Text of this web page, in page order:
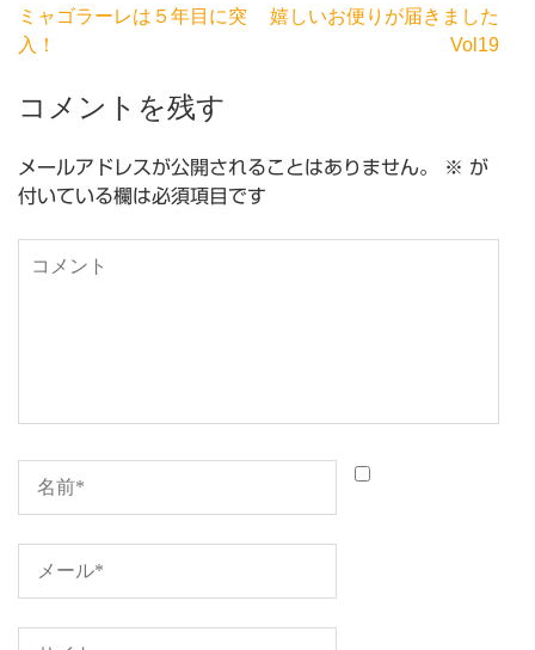
投
稿
ビ
ー
シ
ン
ミャゴラーレは５年目に突
入！
嬉しいお便りが届きました
Vol19
コメントを残す
メールアドレスが公開されることはありません。 ※ が
付いている欄は必須項目です